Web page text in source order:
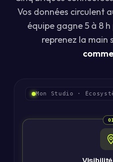
Vos données circulent
équipe gagne 5 à 8
reprenez la main
Mon Studio ·
01